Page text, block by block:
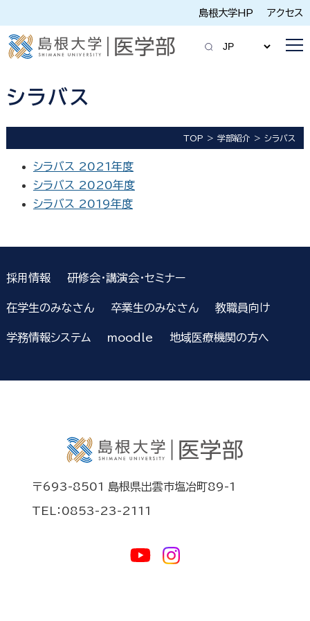
島根大学HP アクセス
シラバス
TOP 学部紹介 シラバス
シラバス 2021年度
シラバス 2020年度
シラバス 2019年度
採用情報 研修会・講演会・セミナー
在学生のみなさん 卒業生のみなさん 教職員向け
学務情報システム moodle 地域医療機関の方へ
〒693-8501 島根県出雲市塩冶町89-1
TEL：0853-23-2111